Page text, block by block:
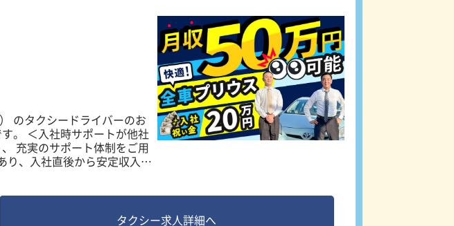
のタクシードライバーのお
社
充実のサポート体制をご用
り、入社直後から安定収入
ら活躍しています。 業務に
運転の技術などは研修等がタクシー求人詳細へ